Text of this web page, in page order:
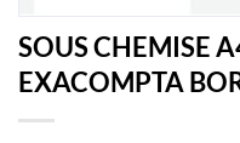
SOUS CHEMISE
EXACOMPTA